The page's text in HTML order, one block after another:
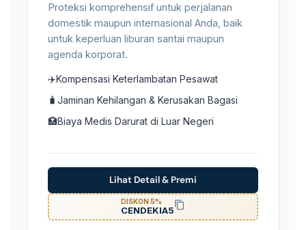
Proteksi komprehensif untuk perjalanan
domestik maupun internasional Anda, baik
untuk keperluan liburan santai maupun
agenda korporat.
✈️Kompensasi Keterlambatan Pesawat
🧳 Jaminan Kehilangan & Kerusakan Bagasi
🏥Biaya Medis Darurat di Luar Negeri
Lihat Detail & Premi
DISKON 5%
CENDEKIA5